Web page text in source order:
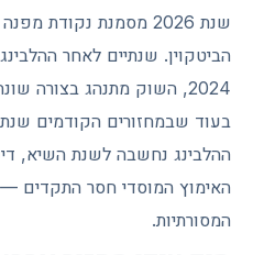
שנת 2026 מסמנת
הביטקוין. שנתיים לאחר
2024, השוק מתנהג בצורה
בעוד שבמחזורים הקודמים
ההלבינג נחשבה לשנת השיא,
האימוץ המוסדי חסר התקדים
המסורתיות.